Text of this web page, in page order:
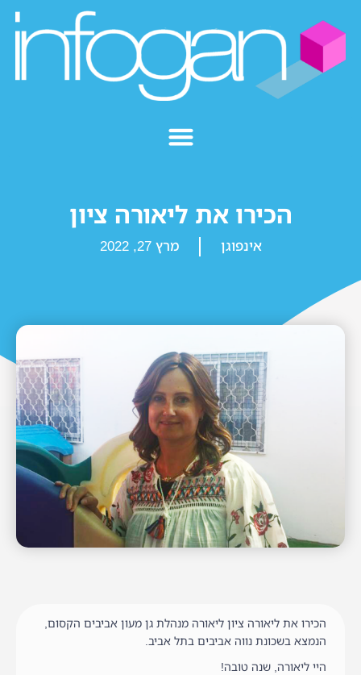
הכירו את ליאורה ציון
אינפוגן מרץ 27, 2022
הכירו את ליאורה ציון ליאורה מנהלת גן מעון אביבים הקסום,
הנמצא בשכונת נווה אביבים בתל אביב.
היי ליאורה, שנה טובה!